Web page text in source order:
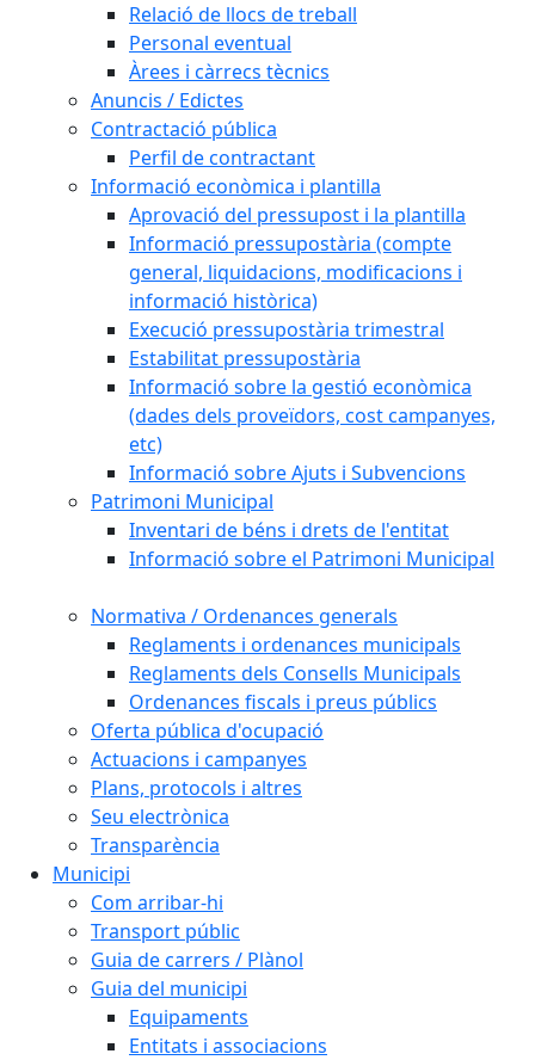
Relació de llocs de treball
Personal eventual
Àrees i càrrecs tècnics
Anuncis / Edictes
Contractació pública
Perfil de contractant
Informació econòmica i plantilla
Aprovació del pressupost i la plantilla
Informació pressupostària (compte
general, liquidacions, modificacions i
informació històrica)
Execució pressupostària trimestral
Estabilitat pressupostària
Informació sobre la gestió econòmica
(dades dels proveïdors, cost campanyes,
etc)
Informació sobre Ajuts i Subvencions
Patrimoni Municipal
Inventari de béns i drets de l'entitat
Informació sobre el Patrimoni Municipal
Normativa / Ordenances generals
Reglaments i ordenances municipals
Reglaments dels Consells Municipals
Ordenances fiscals i preus públics
Oferta pública d'ocupació
Actuacions i campanyes
Plans, protocols i altres
Seu electrònica
Transparència
Municipi
Com arribar-hi
Transport públic
Guia de carrers / Plànol
Guia del municipi
Equipaments
Entitats i associacions